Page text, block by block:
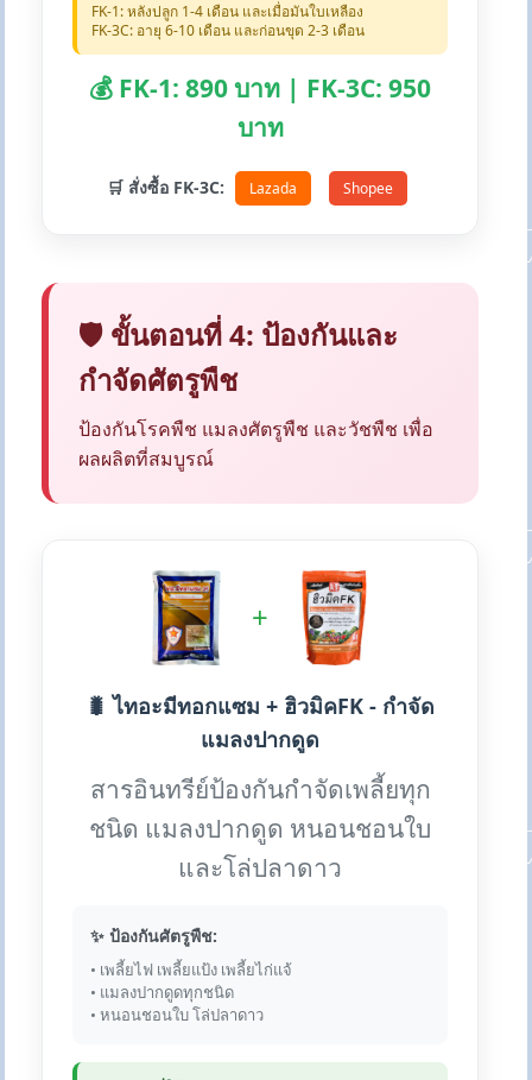
FK-1: หลังปลูก 1-4 เดือน และเมื่อมันใบเหลือง
FK-3C: อายุ 6-10 เดือน และก่อนขุด 2-3 เดือน
💰 FK-1: 890 บาท | FK-3C: 950
บาท
🛒 สั่งซื้อ FK-3C: Lazada Shopee
🛡️ ขั้นตอนที่ 4: ป้องกันและ
กำจัดศัตรูพืช
ป้องกันโรคพืช แมลงศัตรูพืช และวัชพืช เพื่อ
ผลผลิตที่สมบูรณ์
+
🐛 ไทอะมีทอกแซม + ฮิวมิคFK - กำจัด
แมลงปากดูด
สารอินทรีย์ป้องกันกำจัดเพลี้ยทุก
ชนิด แมลงปากดูด หนอนชอนใบ
และโล่ปลาดาว
✨ ป้องกันศัตรูพืช:
• เพลี้ยไฟ เพลี้ยแป้ง เพลี้ยไก่แจ้
• แมลงปากดูดทุกชนิด
• หนอนชอนใบ โล่ปลาดาว